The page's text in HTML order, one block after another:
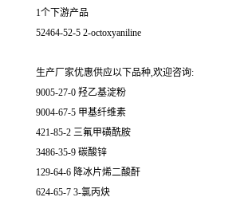
1个下游产品
52464-52-5 2-octoxyaniline
生产厂家优惠供应以下品种,欢迎咨询:
9005-27-0 羟乙基淀粉
9004-67-5 甲基纤维素
421-85-2 三氟甲磺酰胺
3486-35-9 碳酸锌
129-64-6 降冰片烯二酸酐
624-65-7 3-氯丙炔